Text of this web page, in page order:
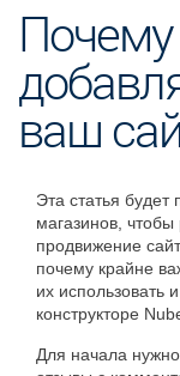
ваш
Эта статья
магазинов,
продвижение
почему крайне
их использовать
конструкторе
Для начала